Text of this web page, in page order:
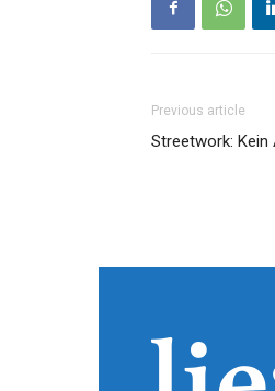
Previous article
Streetwork: Kein